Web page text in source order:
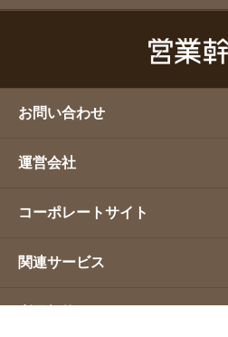
お問い合わせ
運営会社
コーポレートサイト
関連サービス